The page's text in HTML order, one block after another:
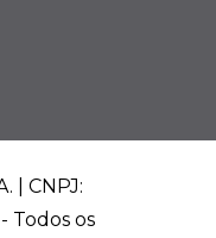
| CNPJ:
Todos os